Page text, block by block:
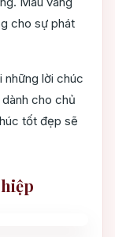
cho sự phát
những lời chúc
cho chủ
tốt đẹp sẽ